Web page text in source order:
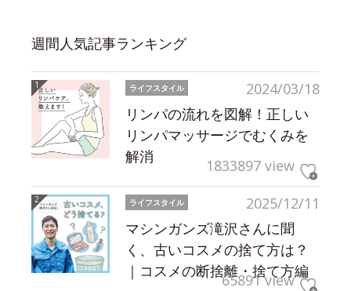
週間人気記事ランキング
2024/03/18
ライフスタイル
リンパの流れを図解！正しい
リンパマッサージでむくみを
解消
1833897 view
2025/12/11
ライフスタイル
マシンガンズ滝沢さんに聞
く、古いコスメの捨て方は？
｜コスメの断捨離・捨て方編
65891 view